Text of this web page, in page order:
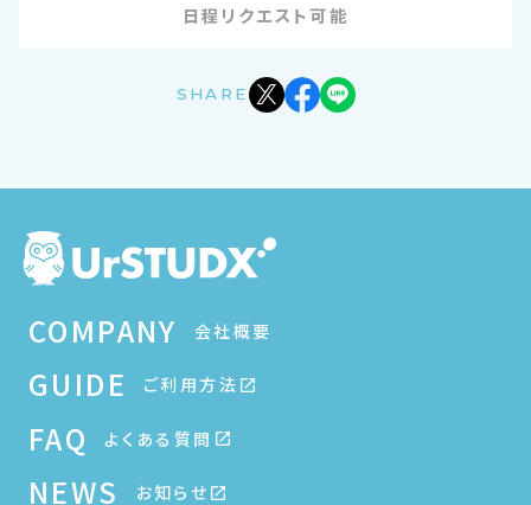
日程リクエスト可能
SHARE
COMPANY 会社概要
GUIDE ご利用方法
FAQ よくある質問
NEWS お知らせ